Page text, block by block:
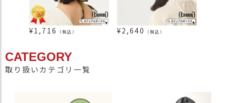
¥1,716 （税込） ¥2,640 （税込）
CATEGORY
取り扱いカテゴリ一覧